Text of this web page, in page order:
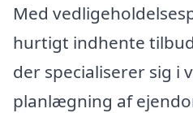
Med
hurtigt indhente
der specialiserer sig i
planlægning af